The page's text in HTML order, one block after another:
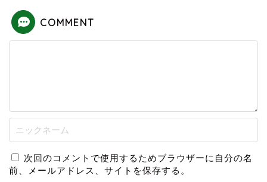
COMMENT
次回のコメントで使用するためブラウザーに自分の名
前、メールアドレス、サイトを保存する。